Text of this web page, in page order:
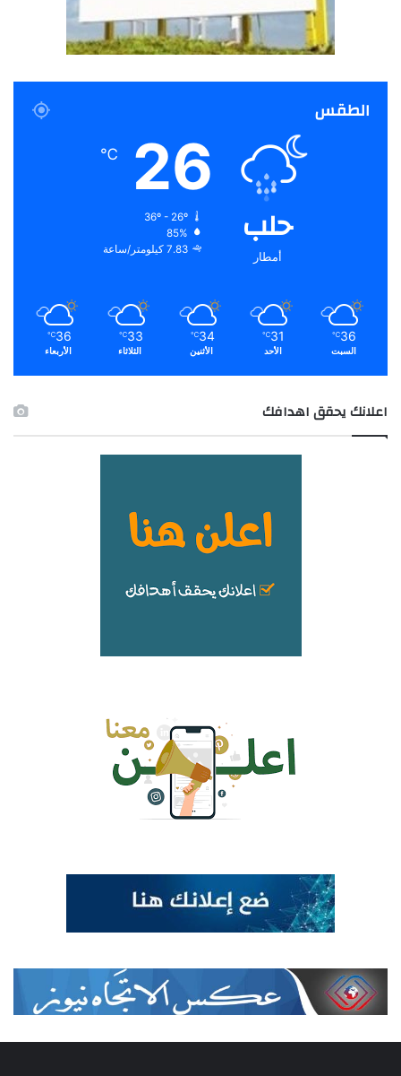
الطقس
حلب
أمطار
26
℃
36º - 26º
85%
7.83 كيلومتر/ساعة
36
℃
السبت
31
℃
الأحد
34
℃
الأثنين
33
℃
الثلاثاء
36
℃
الأربعاء
اعلانك يحقق اهدافك